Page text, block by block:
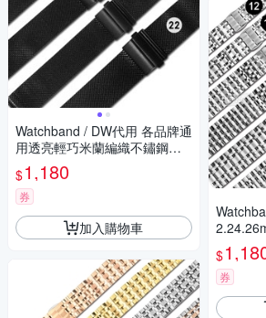
Watchband / DW代用 各品牌通
用透亮輕巧米蘭編織不鏽鋼錶
帶 黑色
$1,180
券
加入購物車
色澤 蝴
銀色
$
券